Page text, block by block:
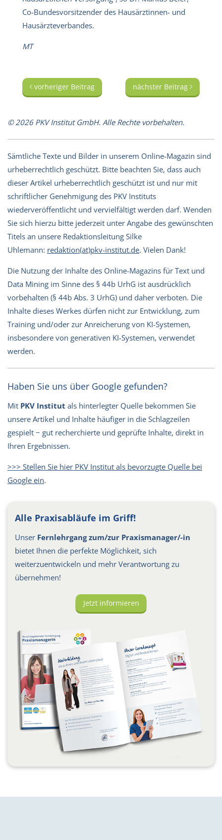
Co-Bundesvorsitzender des Hausärztinnen- und
Hausärzteverbandes.
MT
vorheriger Beitrag nächster Beitrag
© 2026 PKV Institut GmbH. Alle Rechte vorbehalten.
Sämtliche Texte und Bilder in unserem Online-Magazin sind
urheberrechtlich geschützt. Bitte beachten Sie, dass auch
dieser Artikel urheberrechtlich geschützt ist und nur mit
schriftlicher Genehmigung des PKV Instituts
wiederveröffentlicht und vervielfältigt werden darf. Wenden
Sie sich hierzu bitte jederzeit unter Angabe des gewünschten
Titels an unsere Redaktionsleitung Silke
Uhlemann: redaktion(at)pkv-institut.de. Vielen Dank!
Die Nutzung der Inhalte des Online-Magazins für Text und
Data Mining im Sinne des § 44b UrhG ist ausdrücklich
vorbehalten (§ 44b Abs. 3 UrhG) und daher verboten. Die
Inhalte dieses Werkes dürfen nicht zur Entwicklung, zum
Training und/oder zur Anreicherung von KI-Systemen,
insbesondere von generativen KI-Systemen, verwendet
werden.
Haben Sie uns über Google gefunden?
Mit PKV Institut als hinterlegter Quelle bekommen Sie
unsere Artikel und Inhalte häufiger in die Schlagzeilen
gespielt − gut recherchierte und geprüfte Inhalte, direkt in
Ihren Ergebnissen.
>>> Stellen Sie hier PKV Institut als bevorzugte Quelle bei
Google ein.
Alle Praxisabläufe im Griff!
Unser Fernlehrgang zum/zur Praxismanager/-in
bietet Ihnen die perfekte Möglichkeit, sich
weiterzuentwickeln und mehr Verantwortung zu
übernehmen!
Jetzt informieren